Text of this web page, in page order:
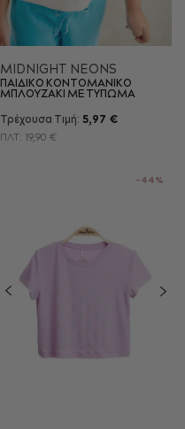
MIDNIGHT NEONS
ΠΑΙΔΙΚΟ ΚΟΝΤΟΜΑΝΙΚΟ
ΜΠΛΟΥΖΑΚΙ ΜΕ ΤΥΠΩΜΑ
Τρέχουσα Τιμή: 5,97 €
ΠΛΤ: 19,90 €
-44%